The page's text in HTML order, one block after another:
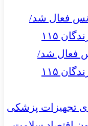
فعال شد/
۱۱۵